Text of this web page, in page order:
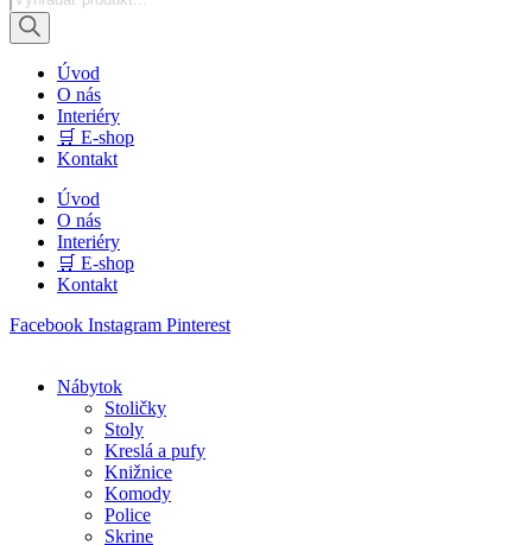
search
Úvod
O nás
Interiéry
🛒 E-shop
Kontakt
Úvod
O nás
Interiéry
🛒 E-shop
Kontakt
Facebook Instagram Pinterest
Nábytok
Stoličky
Stoly
Kreslá a pufy
Knižnice
Komody
Police
Skrine